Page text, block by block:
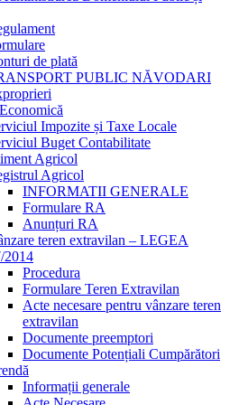
de plată
PUBLIC NĂVODARI
Impozite și Taxe Locale
Buget Contabilitate
Agricol
Agricol
INFORMATII GENERALE
Formulare RA
Anunțuri RA
teren extravilan – LEGEA
2014
Procedura
Formulare Teren Extravilan
Acte necesare pentru vânzare teren
extravilan
Documente preemptori
Documente Potențiali Cumpărători
Informații generale